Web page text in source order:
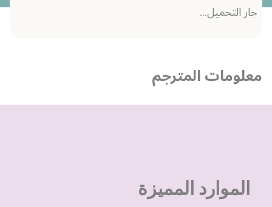
جار التحميل...
معلومات المترجم
الموارد المميزة